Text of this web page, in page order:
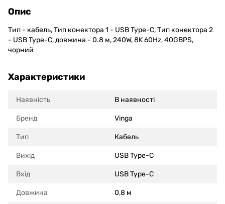
Опис
Тип - кабель, Тип конектора 1 - USB Type-C, Тип конектора 2
- USB Type-C, довжина - 0.8 м, 240W, 8K 60Hz, 40GBPS,
чорний
Характеристики
Наявність В наявності
Бренд Vinga
Тип Кабель
Вихід USB Type-C
Вхід USB Type-C
Довжина 0,8 м